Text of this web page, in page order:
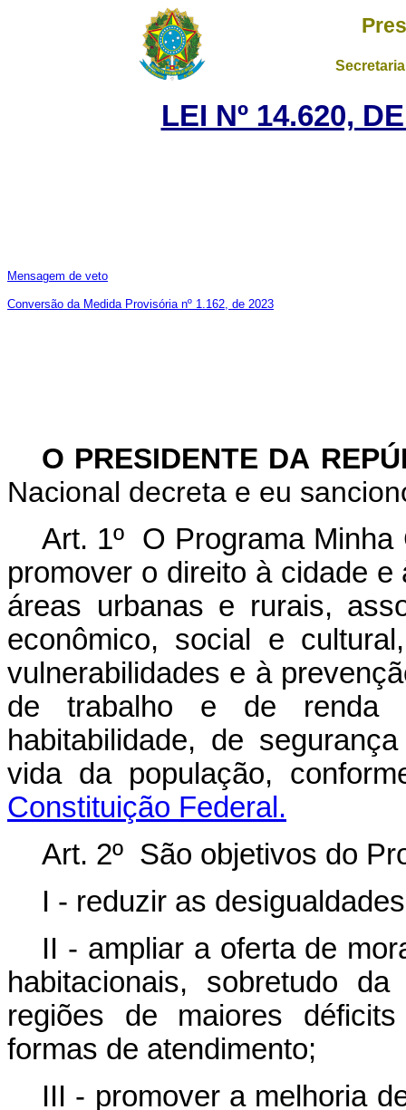
LEI Nº 14.620,
Mensagem de veto
Conversão da Medida Provisória nº 1.162, de 2023
O PRESIDENTE DA
Nacional decreta e eu
Art. 1º O Programa Minha
promover o direito à cidade
áreas urbanas e rurais,
econômico, social e
vulnerabilidades e à
de trabalho e de renda
habitabilidade, de
vida da população,
Constituição Federal.
Art. 2º São objetivos do
I - reduzir as
II - ampliar a oferta de
habitacionais, sobretudo
regiões de maiores
formas de atendimento;
III - promover a melhoria